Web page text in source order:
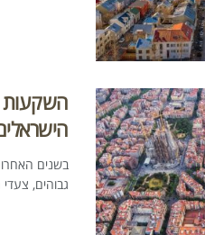
השקעות
בשנים
גבוהים, צעדי